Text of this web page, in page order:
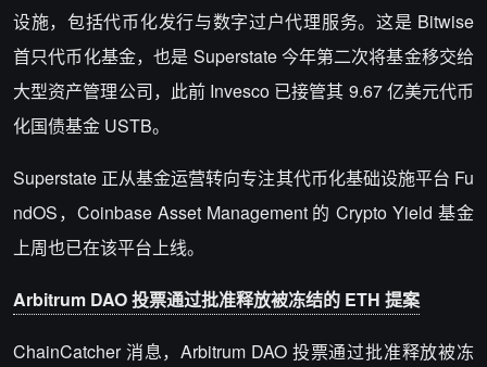
设施，包括代币化发行与数字过户代理服务。这是 Bitwise
首只代币化基金，也是 Superstate 今年第二次将基金移交给
大型资产管理公司，此前 Invesco 已接管其 9.67 亿美元代币
化国债基金 USTB。
Superstate 正从基金运营转向专注其代币化基础设施平台 Fu
ndOS，Coinbase Asset Management 的 Crypto Yield 基金
上周也已在该平台上线。
Arbitrum DAO 投票通过批准释放被冻结的 ETH 提案
ChainCatcher 消息，Arbitrum DAO 投票通过批准释放被冻